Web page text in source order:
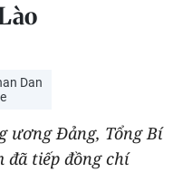
Dan
ương Đảng, Tổng Bí
đã tiếp đồng chí